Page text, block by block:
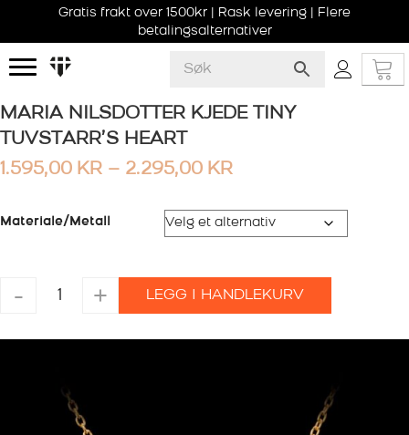
Gratis frakt over 1500kr | Rask levering | Flere
betalingsalternativer
MARIA NILSDOTTER KJEDE TINY
TUVSTARR’S HEART
1.595,00 KR – 2.295,00 KRPRISOMRÅDE:
TIL
Materiale/Metall
-
MARIA
NILSDOTTER
TINY
antall
+ LEGG I HANDLEKURV